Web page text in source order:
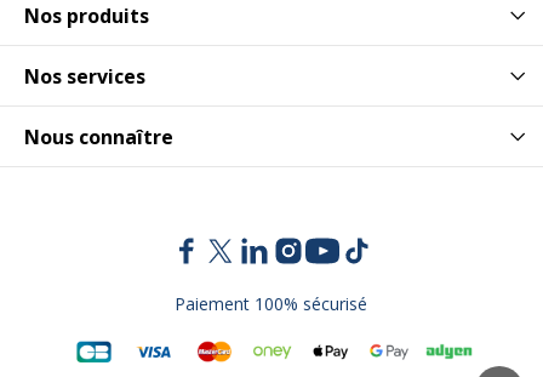
Nos produits
Nos services
Nous connaître
Paiement 100% sécurisé